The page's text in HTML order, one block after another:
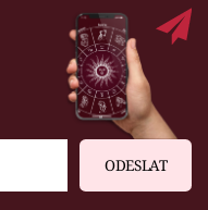
ODESLAT